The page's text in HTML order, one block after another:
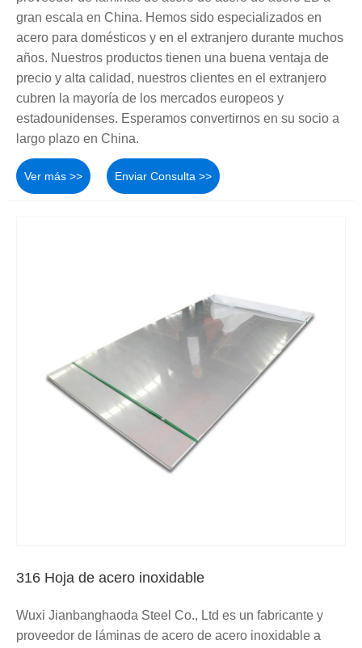
gran escala en China. Hemos sido especializados en
acero para domésticos y en el extranjero durante muchos
años. Nuestros productos tienen una buena ventaja de
precio y alta calidad, nuestros clientes en el extranjero
cubren la mayoría de los mercados europeos y
estadounidenses. Esperamos convertirnos en su socio a
largo plazo en China.
Ver más >> Enviar Consulta >>
316 Hoja de acero inoxidable
Wuxi Jianbanghaoda Steel Co., Ltd es un fabricante y
proveedor de láminas de acero de acero inoxidable a